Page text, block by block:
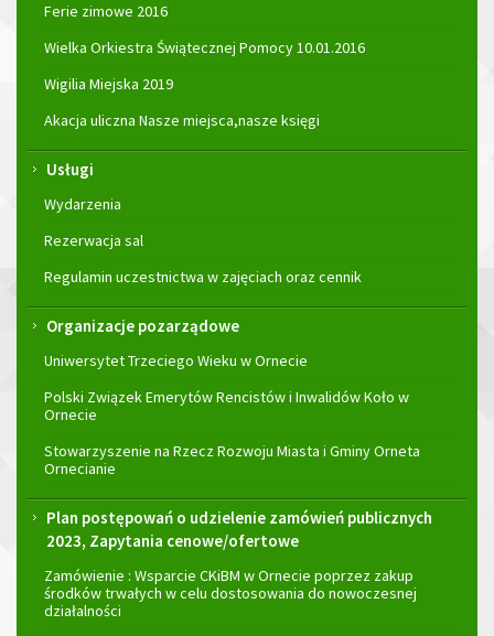
Ferie zimowe 2016
Wielka Orkiestra Świątecznej Pomocy 10.01.2016
Wigilia Miejska 2019
Akacja uliczna Nasze miejsca,nasze księgi
Usługi
Wydarzenia
Rezerwacja sal
Regulamin uczestnictwa w zajęciach oraz cennik
Organizacje pozarządowe
Uniwersytet Trzeciego Wieku w Ornecie
Polski Związek Emerytów Rencistów i Inwalidów Koło w
Ornecie
Stowarzyszenie na Rzecz Rozwoju Miasta i Gminy Orneta
Ornecianie
Plan postępowań o udzielenie zamówień publicznych
2023, Zapytania cenowe/ofertowe
Zamówienie : Wsparcie CKiBM w Ornecie poprzez zakup
środków trwałych w celu dostosowania do nowoczesnej
działalności